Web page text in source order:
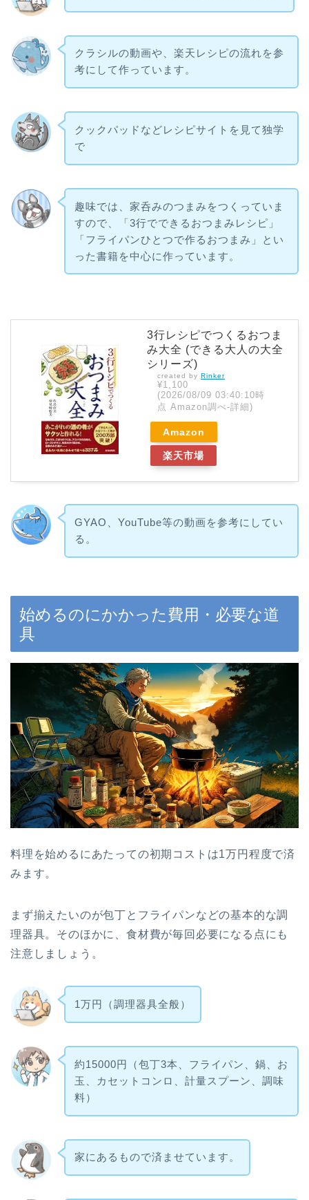
クラシルの動画や、楽天レシピの流れを参
考にして作っています。
クックパッドなどレシピサイトを見て独学
で
趣味では、家呑みのつまみをつくっていま
すので、「3行でできるおつまみレシピ」
「フライパンひとつで作るおつまみ」とい
った書籍を中心に作っています。
3行レシピでつくるおつま
み大全 (できる大人の大全
シリーズ)
created by Rinker
¥1,100
(2026/08/09 03:40:10時
点 Amazon調べ-詳細)
Amazon
楽天市場
GYAO、YouTube等の動画を参考にしてい
る。
始めるのにかかった費用・必要な道
具
料理を始めるにあたっての初期コストは1万円程度で済
みます。
まず揃えたいのが包丁とフライパンなどの基本的な調
理器具。そのほかに、食材費が毎回必要になる点にも
注意しましょう。
1万円（調理器具全般）
約15000円（包丁3本、フライパン、鍋、お
玉、カセットコンロ、計量スプーン、調味
料）
家にあるもので済ませています。